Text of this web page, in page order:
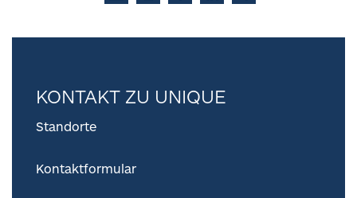
KONTAKT ZU UNIQUE
Standorte
Kontaktformular